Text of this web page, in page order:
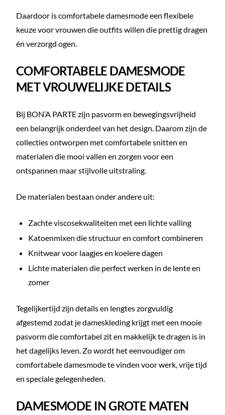
Daardoor is comfortabele damesmode een flexibele
keuze voor vrouwen die outfits willen die prettig dragen
én verzorgd ogen.
COMFORTABELE DAMESMODE
MET VROUWELIJKE DETAILS
Bij BON’A PARTE zijn pasvorm en bewegingsvrijheid
een belangrijk onderdeel van het design. Daarom zijn de
collecties ontworpen met comfortabele snitten en
materialen die mooi vallen en zorgen voor een
ontspannen maar stijlvolle uitstraling.
De materialen bestaan onder andere uit:
Zachte viscosekwaliteiten met een lichte valling
Katoenmixen die structuur en comfort combineren
Knitwear voor laagjes en koelere dagen
Lichte materialen die perfect werken in de lente en
zomer
Tegelijkertijd zijn details en lengtes zorgvuldig
afgestemd zodat je dameskleding krijgt met een mooie
pasvorm die comfortabel zit en makkelijk te dragen is in
het dagelijks leven. Zo wordt het eenvoudiger om
comfortabele damesmode te vinden voor werk, vrije tijd
en speciale gelegenheden.
DAMESMODE IN GROTE MATEN